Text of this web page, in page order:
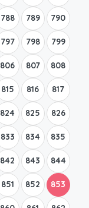
788 789 790
797 798 799
806 807 808
815 816 817
824 825 826
833 834 835
842 843 844
851 852 853